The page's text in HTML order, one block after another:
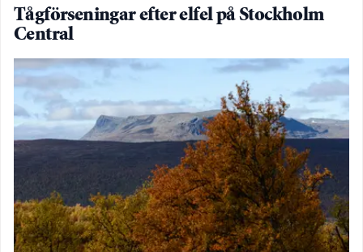
Tågförseningar efter elfel på Stockholm
Central